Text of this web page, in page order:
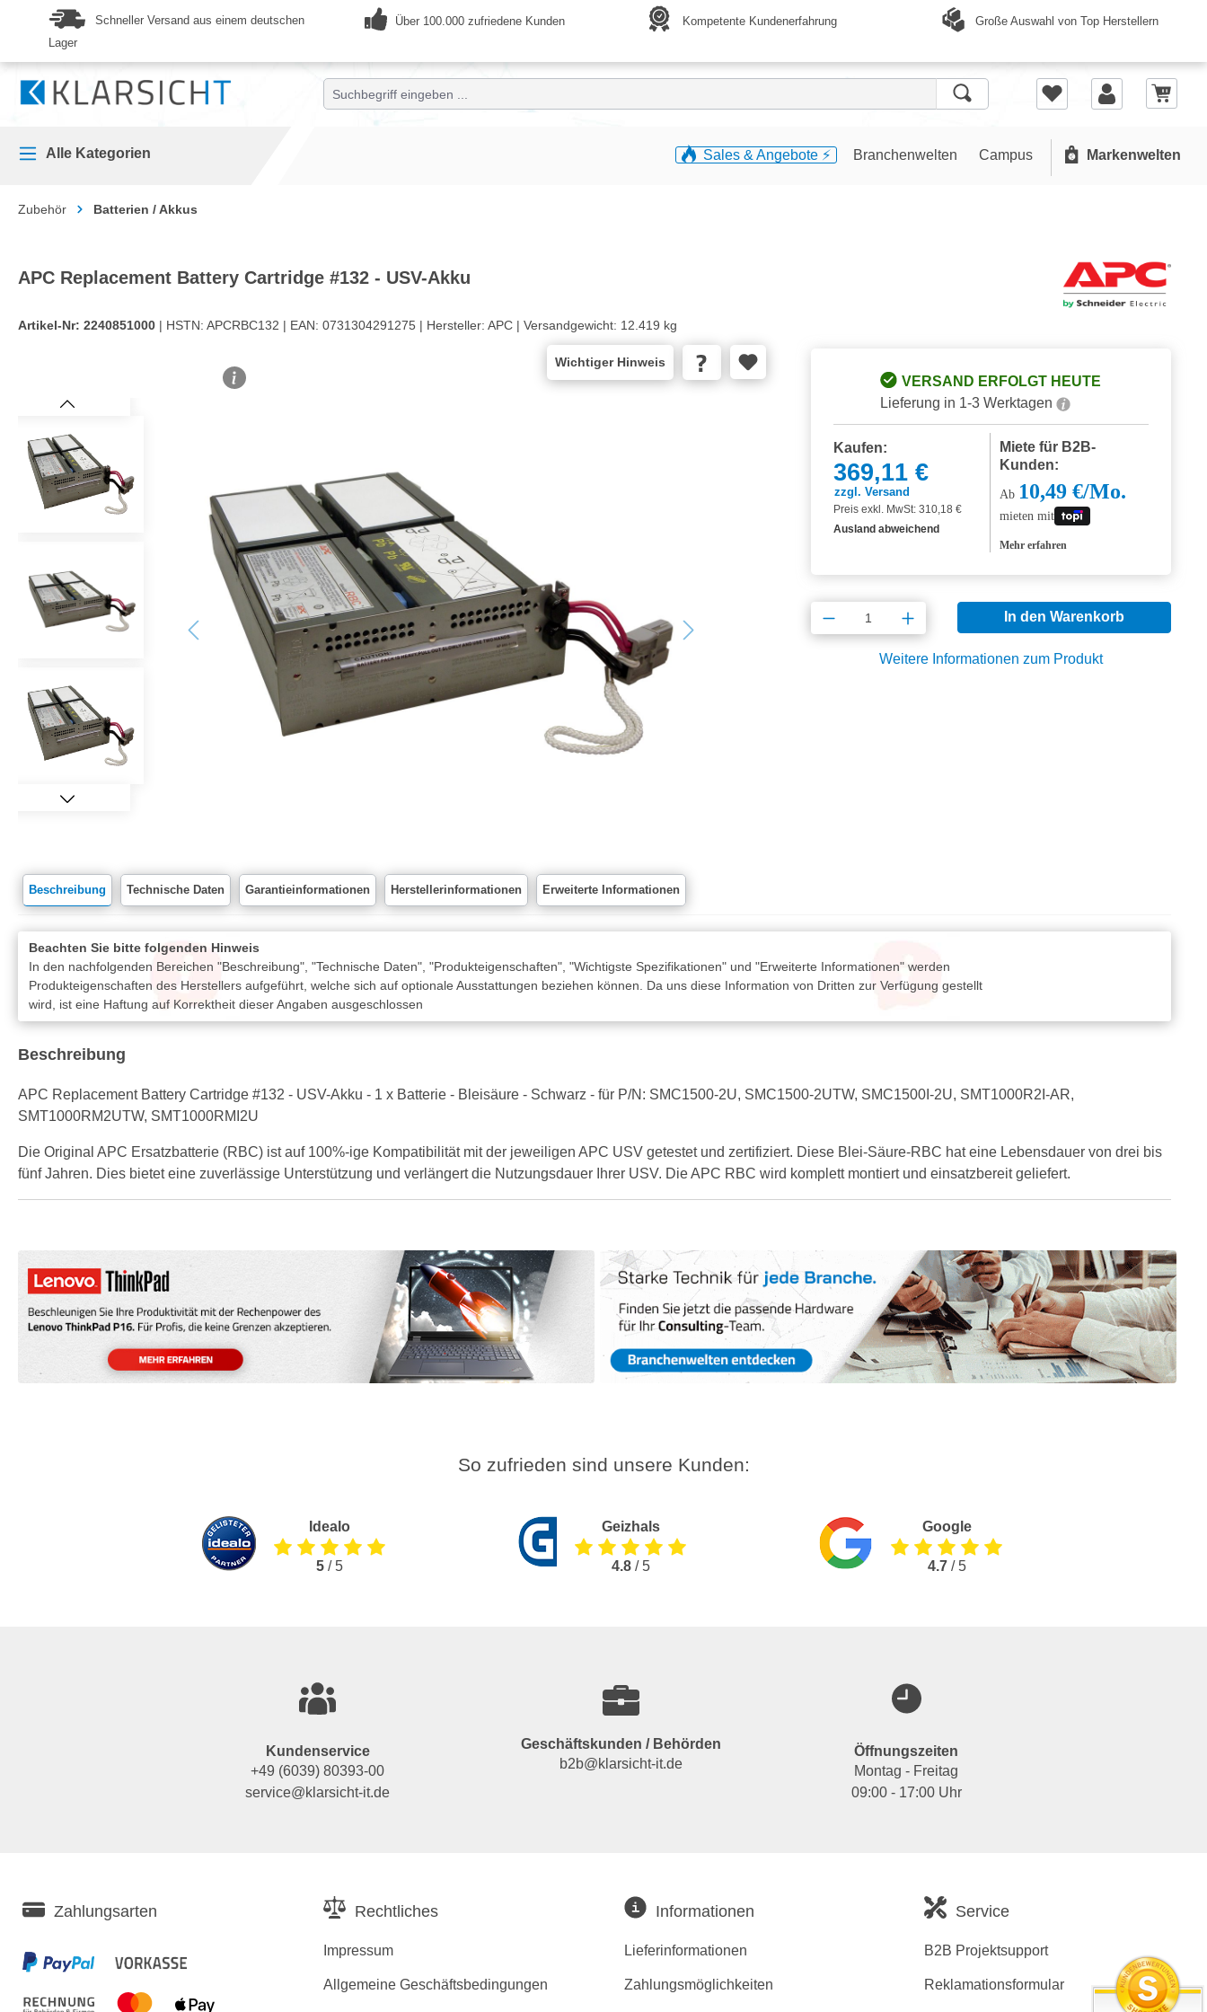
Zur Hauptnavigation springen
Schneller Versand aus einem deutschen
Lager
Über 100.000 zufriedene Kunden Kompetente Kundenerfahrung Große Auswahl von Top Herstellern
Alle Kategorien Sales & Angebote ⚡️ Branchenwelten Campus Markenwelten
Zubehör Batterien / Akkus
APC Replacement Battery Cartridge #132 - USV-Akku
Artikel-Nr: 2240851000 | HSTN: APCRBC132 | EAN: 0731304291275 | Hersteller: APC | Versandgewicht: 12.419 kg
Wichtiger Hinweis
Bildergalerie überspringen
VERSAND ERFOLGT HEUTE
Lieferung in 1-3 Werktagen
Kaufen:
369,11 €
zzgl. Versand
Preis exkl. MwSt: 310,18 €
Ausland abweichend
Miete für B2B-
Kunden:
Ab 10,49 €/Mo.
mieten mit
Mehr erfahren
Produkt Anzahl: Gib den gewünschten
In den Warenkorb
Weitere Informationen zum Produkt
Beschreibung Technische Daten Garantieinformationen Herstellerinformationen Erweiterte Informationen
Beachten Sie bitte folgenden Hinweis
In den nachfolgenden Bereichen "Beschreibung", "Technische Daten", "Produkteigenschaften", "Wichtigste Spezifikationen" und "Erweiterte Informationen" werden
Produkteigenschaften des Herstellers aufgeführt, welche sich auf optionale Ausstattungen beziehen können. Da uns diese Information von Dritten zur Verfügung gestellt
wird, ist eine Haftung auf Korrektheit dieser Angaben ausgeschlossen
Beschreibung
APC Replacement Battery Cartridge #132 - USV-Akku - 1 x Batterie - Bleisäure - Schwarz - für P/N: SMC1500-2U, SMC1500-2UTW, SMC1500I-2U, SMT1000R2I-AR,
SMT1000RM2UTW, SMT1000RMI2U
Die Original APC Ersatzbatterie (RBC) ist auf 100%-ige Kompatibilität mit der jeweiligen APC USV getestet und zertifiziert. Diese Blei-Säure-RBC hat eine Lebensdauer von drei bis
fünf Jahren. Dies bietet eine zuverlässige Unterstützung und verlängert die Nutzungsdauer Ihrer USV. Die APC RBC wird komplett montiert und einsatzbereit geliefert.
So zufrieden sind unsere Kunden:
Idealo
5/ 5
Geizhals
4.8/ 5
Google
4.7/ 5
Kundenservice
+49 (6039) 80393-00
service@klarsicht-it.de
Geschäftskunden / Behörden
b2b@klarsicht-it.de
Öffnungszeiten
Montag - Freitag
09:00 - 17:00 Uhr
Zahlungsarten Rechtliches
Impressum
Allgemeine Geschäftsbedingungen
Informationen
Lieferinformationen
Zahlungsmöglichkeiten
Service
B2B Projektsupport
Reklamationsformular